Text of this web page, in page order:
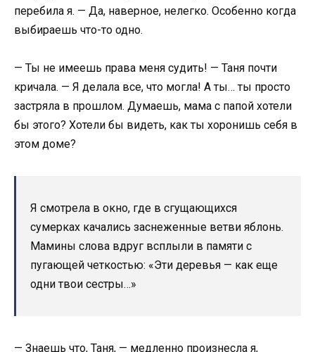
перебила я. — Да, наверное, нелегко. Особенно когда
выбираешь что-то одно.
— Ты не имеешь права меня судить! — Таня почти
кричала. — Я делала все, что могла! А ты… ты просто
застряла в прошлом. Думаешь, мама с папой хотели
бы этого? Хотели бы видеть, как ты хоронишь себя в
этом доме?
Я смотрела в окно, где в сгущающихся
сумерках качались заснеженные ветви яблонь.
Мамины слова вдруг всплыли в памяти с
пугающей четкостью: «Эти деревья — как еще
одни твои сестры…»
— Знаешь что, Таня, — медленно произнесла я,